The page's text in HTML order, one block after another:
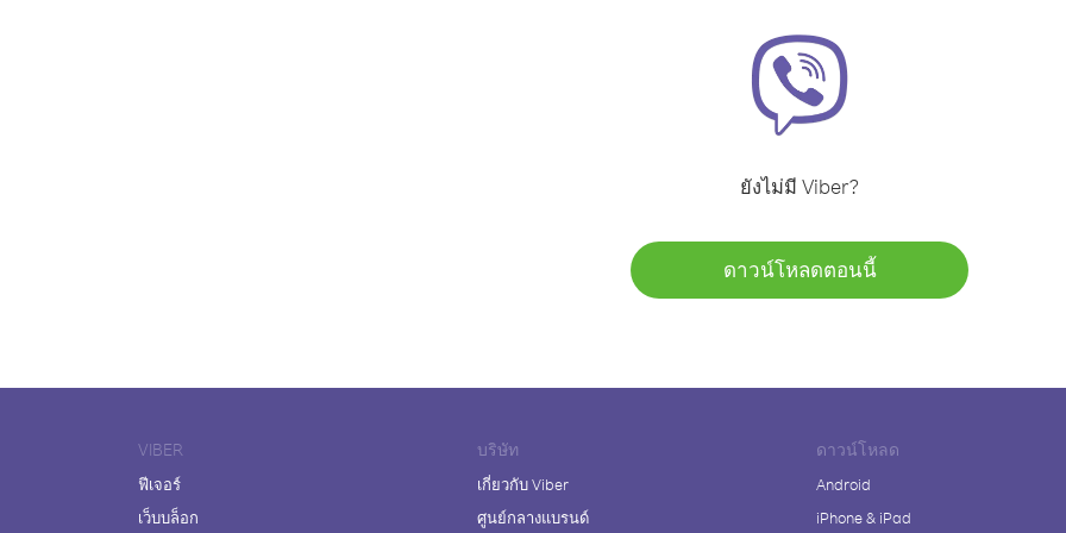
ยังไม่มี Viber?
ดาวน์โหลดตอนนี้
VIBER
ฟีเจอร์
เว็บบล็อก
บริษัท
เกี่ยวกับ Viber
ศูนย์กลางแบรนด์
ดาวน์โหลด
Android
iPhone & iPad